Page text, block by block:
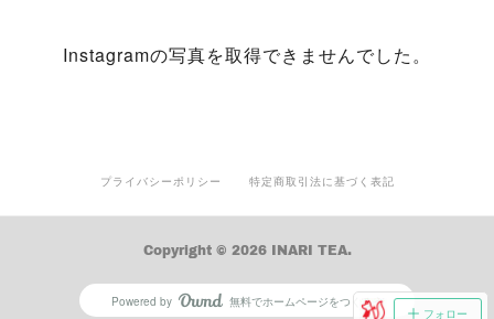
Instagramの写真を取得できませんでした。
フォロー
プライバシーポリシー 特定商取引法に基づく表記
Copyright © 2026 INARI TEA.
Powered by AmebaOwnd
無料でホームページをつくろう